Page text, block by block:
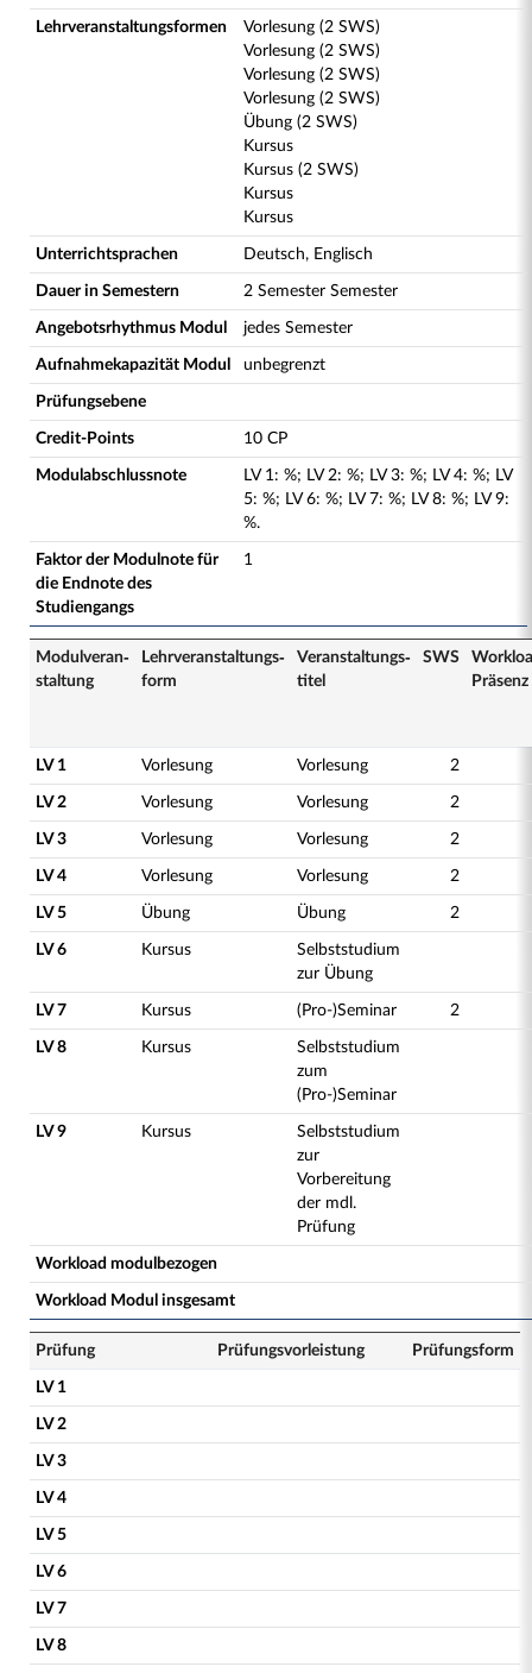
Lehrveranstaltungsformen
Vorlesung (2 SWS)
Vorlesung (2 SWS)
Vorlesung (2 SWS)
Vorlesung (2 SWS)
Übung (2 SWS)
Kursus
Kursus (2 SWS)
Kursus
Kursus
Unterrichtsprachen Deutsch, Englisch
Dauer in Semestern 2 Semester Semester
Angebotsrhythmus Modul jedes Semester
Aufnahmekapazität Modul unbegrenzt
Prüfungsebene
Credit-Points 10 CP
Modulabschlussnote LV 1: %; LV 2: %; LV 3: %; LV 4: %; LV
5: %; LV 6: %; LV 7: %; LV 8: %; LV 9:
%.
Faktor der Modulnote für
die Endnote des
Studiengangs
1
Modulveran­
staltung
Lehrveranstaltungs­
form
Veranstaltungs­
titel
SWS
Präsenz
LV 1 Vorlesung Vorlesung 2
LV 2 Vorlesung Vorlesung 2
LV 3 Vorlesung Vorlesung 2
LV 4 Vorlesung Vorlesung 2
LV 5 Übung Übung 2
LV 6 Kursus
Selbststudium
zur Übung
LV 7 Kursus (Pro-)Seminar 2
LV 8 Kursus
Selbststudium
zum
(Pro-)Seminar
LV 9 Kursus
Selbststudium
zur
Vorbereitung
der mdl.
Prüfung
Workload modulbezogen
Workload Modul insgesamt
Prüfung Prüfungsvorleistung Prüfungsform
LV 1
LV 2
LV 3
LV 4
LV 5
LV 6
LV 7
LV 8